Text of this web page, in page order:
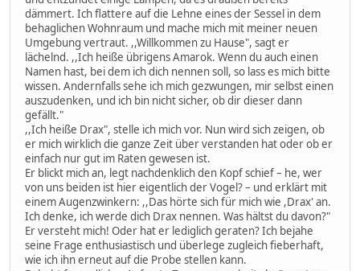
dämmert. Ich flattere auf die Lehne eines der Sessel in dem
behaglichen Wohnraum und mache mich mit meiner neuen
Umgebung vertraut. ,,Willkommen zu Hause", sagt er
lächelnd. ,,Ich heiße übrigens Amarok. Wenn du auch einen
Namen hast, bei dem ich dich nennen soll, so lass es mich bitte
wissen. Andernfalls sehe ich mich gezwungen, mir selbst einen
auszudenken, und ich bin nicht sicher, ob dir dieser dann
gefällt."
,,Ich heiße Drax", stelle ich mich vor. Nun wird sich zeigen, ob
er mich wirklich die ganze Zeit über verstanden hat oder ob er
einfach nur gut im Raten gewesen ist.
Er blickt mich an, legt nachdenklich den Kopf schief – he, wer
von uns beiden ist hier eigentlich der Vogel? – und erklärt mit
einem Augenzwinkern: ,,Das hörte sich für mich wie ,Drax' an.
Ich denke, ich werde dich Drax nennen. Was hältst du davon?"
Er versteht mich! Oder hat er lediglich geraten? Ich bejahe
seine Frage enthusiastisch und überlege zugleich fieberhaft,
wie ich ihn erneut auf die Probe stellen kann.